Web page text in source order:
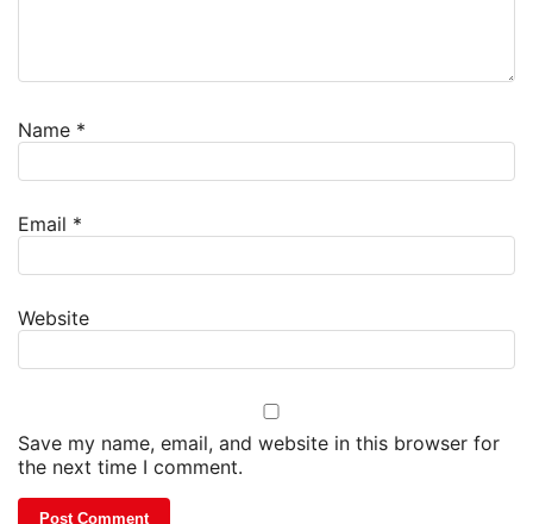
Name *
Email *
Website
Save my name, email, and website in this browser for
the next time I comment.